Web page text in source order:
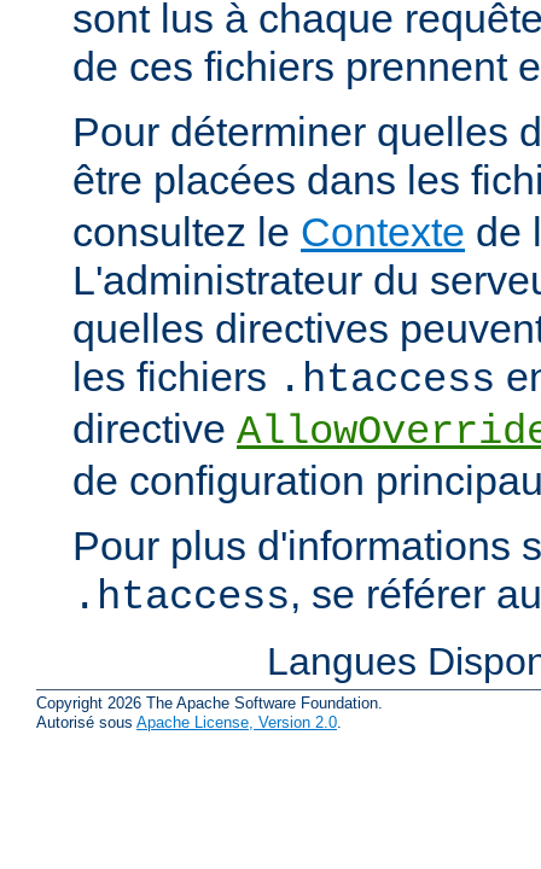
sont lus à chaque
de ces fichiers prennent
Pour déterminer quelles
être placées dans les
consultez le Contexte de
L'administrateur du
quelles directives
les fichiers .htaccess
directive
de configuration
Pour plus d'informations
.htaccess, se référer
Langues
Copyright 2026 The Apache Software Foundation.
Autorisé sous Apache License, Version 2.0